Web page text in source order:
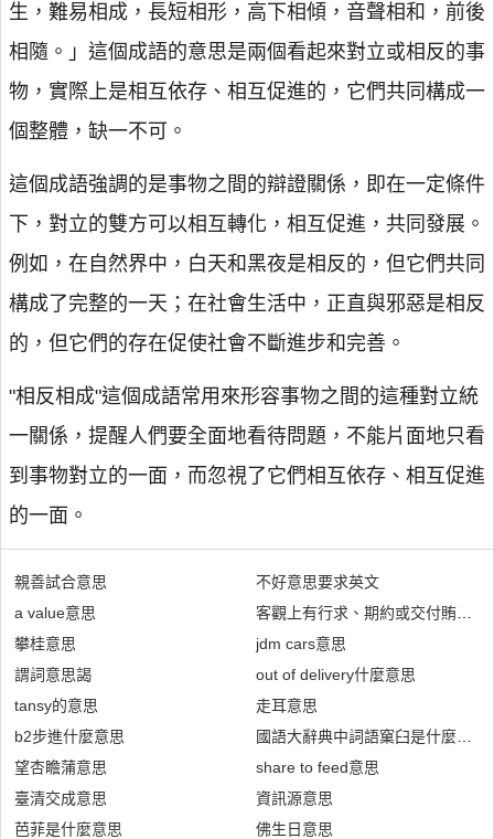
生，難易相成，長短相形，高下相傾，音聲相和，前後
相隨。」這個成語的意思是兩個看起來對立或相反的事
物，實際上是相互依存、相互促進的，它們共同構成一
個整體，缺一不可。
這個成語強調的是事物之間的辯證關係，即在一定條件
下，對立的雙方可以相互轉化，相互促進，共同發展。
例如，在自然界中，白天和黑夜是相反的，但它們共同
構成了完整的一天；在社會生活中，正直與邪惡是相反
的，但它們的存在促使社會不斷進步和完善。
"相反相成"這個成語常用來形容事物之間的這種對立統
一關係，提醒人們要全面地看待問題，不能片面地只看
到事物對立的一面，而忽視了它們相互依存、相互促進
的一面。
親善試合意思
a value意思
攀桂意思
謂詞意思謁
tansy的意思
b2步進什麼意思
望杏瞻蒲意思
臺清交成意思
芭菲是什麼意思
不好意思要求英文
客觀上有行求、期約或交付賄賂
jdm cars意思
out of delivery什麼意思
走耳意思
國語大辭典中詞語窠臼是什麼意思
share to feed意思
資訊源意思
佛生日意思